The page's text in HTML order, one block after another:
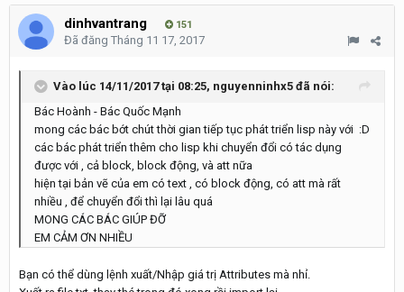
dinhvantrang 151
Đã đăng Tháng 11 17, 2017
Vào lúc 14/11/2017 tại 08:25, nguyenninhx5 đã nói:
Bác Hoành - Bác Quốc Mạnh
mong các bác bớt chút thời gian tiếp tục phát triển lisp này với :D
các bác phát triển thêm cho lisp khi chuyển đổi có tác dụng
được với , cả block, block động, và att nữa
hiện tại bản vẽ của em có text , có block động, có att mà rất
nhiều , để chuyển đổi thì lại lâu quá
MONG CÁC BÁC GIÚP ĐỠ
EM CẢM ƠN NHIỀU
Bạn có thể dùng lệnh xuất/Nhập giá trị Attributes mà nhỉ.